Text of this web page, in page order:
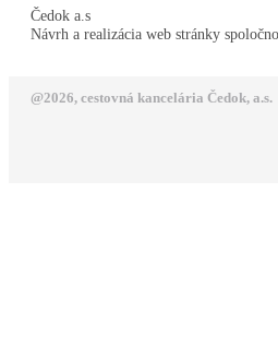
Čedok a.s
Návrh a realizácia web stránky
@2026, cestovná kancelária Čedok, a.s.